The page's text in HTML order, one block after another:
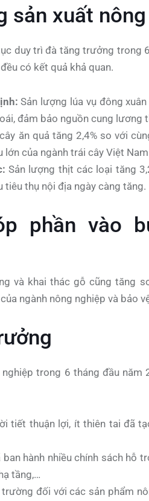
sản xuất
duy trì đà tăng trưởng trong
có kết quả khả quan.
Sản lượng lúa vụ đông
đảm bảo nguồn cung lương
ăn quả tăng 2,4% so với
của ngành trái cây Việt
Sản lượng thịt các loại tăng
tiêu thụ nội địa ngày càng tăng.
phần vào
và khai thác gỗ cũng tăng
ngành nông nghiệp và bảo
trong 6 tháng đầu năm
tiết thuận lợi, ít thiên tai đã
ban hành nhiều chính sách hỗ
tầng,…
đối với các sản phẩm